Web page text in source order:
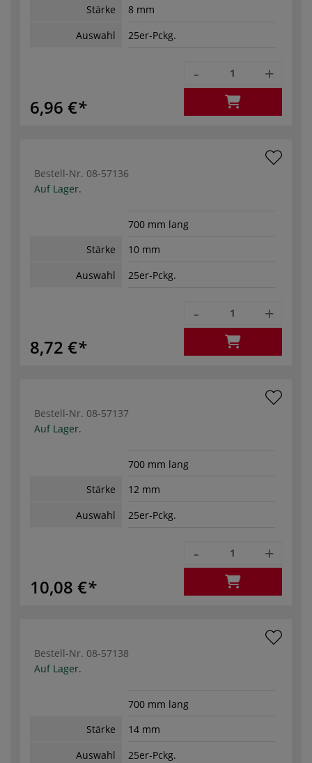
Stärke
8 mm
Auswahl
25er-Pckg.
6,96 €
- +
Bestell-Nr. 08-57136
Auf Lager.
700 mm lang
Stärke
10 mm
Auswahl
25er-Pckg.
8,72 €
- +
Bestell-Nr. 08-57137
Auf Lager.
700 mm lang
Stärke
12 mm
Auswahl
25er-Pckg.
10,08 €
- +
Bestell-Nr. 08-57138
Auf Lager.
700 mm lang
Stärke
14 mm
Auswahl
25er-Pckg.